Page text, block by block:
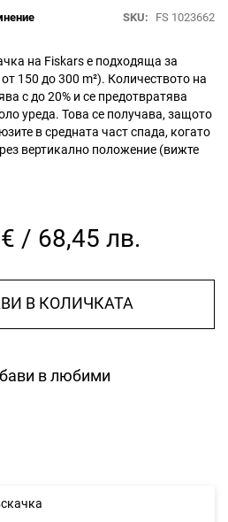
SKU FS 1023662
на Fiskars е подходяща за
150 до 300 m²). Количеството на
с до 20% и се предотвратява
уреда. Това се получава, защото
в средната част спада, когато
вертикално положение (вижте
/ 68,45 лв.
В КОЛИЧКАТА
в любими